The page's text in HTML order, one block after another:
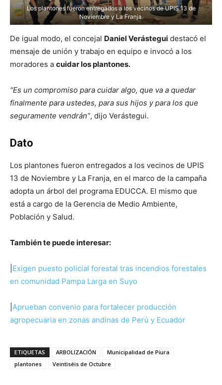
Los plantones fueron entregados a los vecinos de UPIS 13 de
Noviembre y La Franja.
De igual modo, el concejal Daniel Verástegui destacó el
mensaje de unión y trabajo en equipo e invocó a los
moradores a cuidar los plantones.
“Es un compromiso para cuidar algo, que va a quedar
finalmente para ustedes, para sus hijos y para los que
seguramente vendrán”, dijo Verástegui.
Dato
Los plantones fueron entregados a los vecinos de UPIS
13 de Noviembre y La Franja, en el marco de la campaña
adopta un árbol del programa EDUCCA. El mismo que
está a cargo de la Gerencia de Medio Ambiente,
Población y Salud.
También te puede interesar:
Exigen puesto policial forestal tras incendios forestales
en comunidad Pampa Larga en Suyo
Aprueban convenio para fortalecer producción
agropecuaria en zonas andinas de Perú y Ecuador
ETIQUETAS ARBOLIZACIÓN
Municipalidad de Piura
plantones
Veintiséis de Octubre